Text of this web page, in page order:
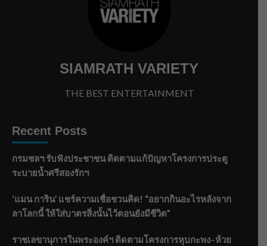
SIAMRATH VARIETY
THE BEST ENTERTAINMENT
Recent Posts
กรมชลฯ รับฟังประชาชน ติดตามแก้ปัญหาโครงการประตู
ระบายน้ำศรีสองรักฯ
‘แมน การิน’ แชร์ความเชื่อชวนคิด! “อยากกินอะไรหลังจาก
ลาโลกนี้ ให้ใส่บาตรสิ่งนั้นไว้ตอนยังมีชีวิต”
ราชเลขานุการในพระองค์ฯ ติดตามโครงการหุบกะพง–ห้วย